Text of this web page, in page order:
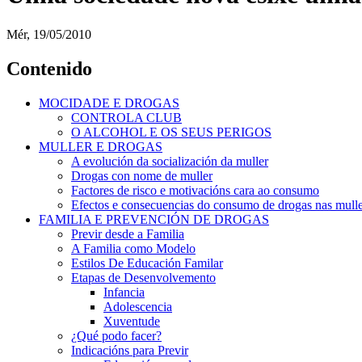
Mér, 19/05/2010
Contenido
MOCIDADE E DROGAS
CONTROLA CLUB
O ALCOHOL E OS SEUS PERIGOS
MULLER E DROGAS
A evolución da socialización da muller
Drogas con nome de muller
Factores de risco e motivacións cara ao consumo
Efectos e consecuencias do consumo de drogas nas
FAMILIA E PREVENCIÓN DE DROGAS
Previr desde a Familia
A Familia como Modelo
Estilos De Educación Familar
Etapas de Desenvolvemento
Infancia
Adolescencia
Xuventude
¿Qué podo facer?
Indicacións para Previr